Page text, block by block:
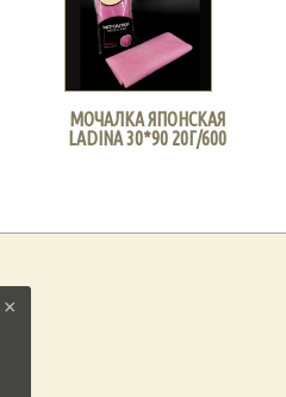
МОЧАЛКА ЯПОНСКАЯ
LADINA 30*90 20Г/600